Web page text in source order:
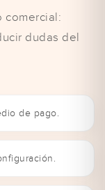
comercial:
dudas del
de pago.